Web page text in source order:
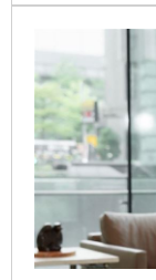
就是幻想文，
定，包括國
休，都有「守